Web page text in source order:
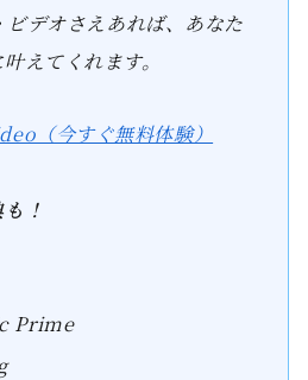
デオさえあれば、あなた
えてくれます。
（今すぐ無料体験）
！
Prime